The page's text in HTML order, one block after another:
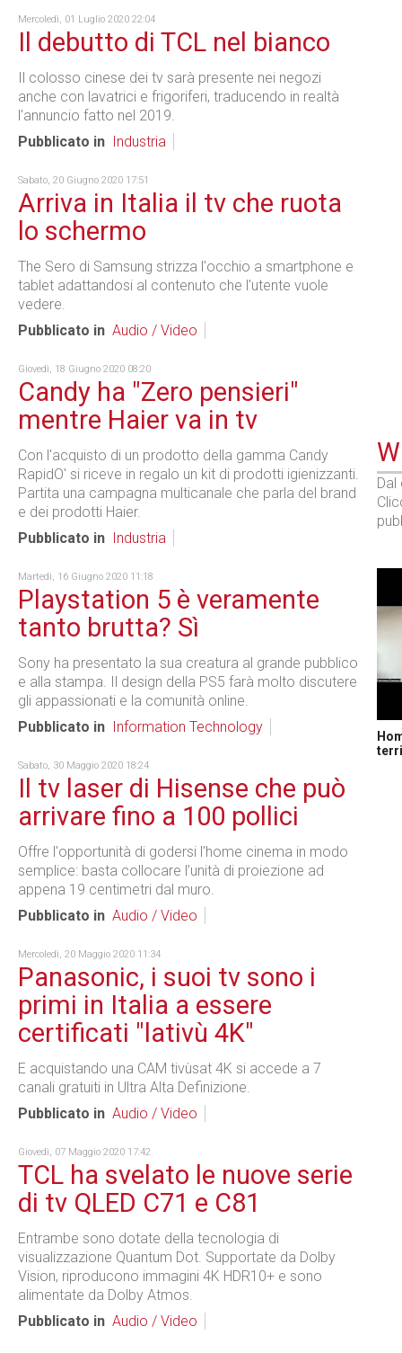
Mercoledì, 01 Luglio 2020 22:04
Il debutto di TCL nel bianco
Il colosso cinese dei tv sarà presente nei negozi
anche con lavatrici e frigoriferi, traducendo in realtà
l'annuncio fatto nel 2019.
Pubblicato in
Industria
Sabato, 20 Giugno 2020 17:51
Arriva in Italia il tv che ruota
lo schermo
The Sero di Samsung strizza l'occhio a smartphone e
tablet adattandosi al contenuto che l'utente vuole
vedere.
Pubblicato in Audio / Video
Giovedì, 18 Giugno 2020 08:20
Candy ha "Zero pensieri"
mentre Haier va in tv
Con l'acquisto di un prodotto della gamma Candy
RapidO' si riceve in regalo un kit di prodotti igienizzanti.
Partita una campagna multicanale che parla del brand
e dei prodotti Haier.
Pubblicato in
Industria
Martedì, 16 Giugno 2020 11:18
Playstation 5 è veramente
tanto brutta? Sì
Sony ha presentato la sua creatura al grande pubblico
e alla stampa. Il design della PS5 farà molto discutere
gli appassionati e la comunità online.
Pubblicato in
Information Technology
Sabato, 30 Maggio 2020 18:24
Il tv laser di Hisense che può
arrivare fino a 100 pollici
Offre l'opportunità di godersi l'home cinema in modo
semplice: basta collocare l’unità di proiezione ad
appena 19 centimetri dal muro.
Pubblicato in Audio / Video
Mercoledì, 20 Maggio 2020 11:34
Panasonic, i suoi tv sono i
primi in Italia a essere
certificati "lativù 4K"
E acquistando una CAM tivùsat 4K si accede a 7
canali gratuiti in Ultra Alta Definizione.
Pubblicato in Audio / Video
Giovedì, 07 Maggio 2020 17:42
TCL ha svelato le nuove serie
di tv QLED C71 e C81
Entrambe sono dotate della tecnologia di
visualizzazione Quantum Dot. Supportate da Dolby
Vision, riproducono immagini 4K HDR10+ e sono
alimentate da Dolby Atmos.
Pubblicato in Audio / Video